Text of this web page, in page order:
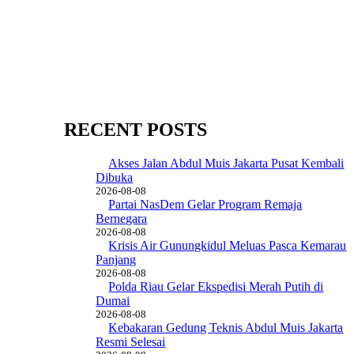
RECENT POSTS
Akses Jalan Abdul Muis Jakarta Pusat Kembali
Dibuka
2026-08-08
Partai NasDem Gelar Program Remaja
Bernegara
2026-08-08
Krisis Air Gunungkidul Meluas Pasca Kemarau
Panjang
2026-08-08
Polda Riau Gelar Ekspedisi Merah Putih di
Dumai
2026-08-08
Kebakaran Gedung Teknis Abdul Muis Jakarta
Resmi Selesai